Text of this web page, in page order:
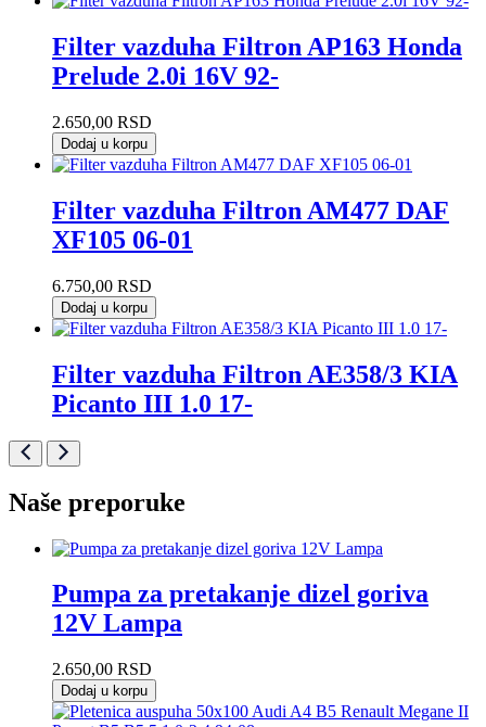
Filter vazduha Filtron AP163 Honda
Prelude 2.0i 16V 92-
2.650,00 RSD
Dodaj u korpu
Filter vazduha Filtron AM477 DAF
XF105 06-01
6.750,00 RSD
Dodaj u korpu
Filter vazduha Filtron AE358/3 KIA
Picanto III 1.0 17-
Naše preporuke
Pumpa za pretakanje dizel goriva
12V Lampa
2.650,00 RSD
Dodaj u korpu